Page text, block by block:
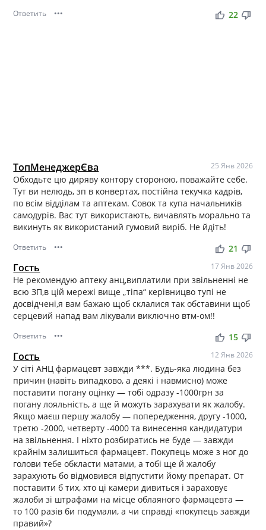
Ответить ••• thumb_up thumb_down
22
ТопМенеджерЄва 25 Янв 2026
Обходьте цю диряву контору стороною, поважайте себе.
Тут ви нелюдь, зп в конвертах, постійна текучка кадрів,
по всім відділам та аптекам. Совок та купа начальників
самодурів. Вас тут використають, вичавлять морально та
викинуть як використаний гумовий виріб. Не йдіть!
Ответить ••• thumb_up thumb_down
21
Гость 17 Янв 2026
Не рекомендую аптеку анц,виплатили при звільненні не
всю ЗП,в цій мережі вище „тіпа“ керівницво тупі не
досвідчені,я вам бажаю щоб склалися так обставини щоб
серцевий напад вам лікували виключно втм-ом!!
Ответить ••• thumb_up thumb_down
15
Гость 12 Янв 2026
У сіті АНЦ фармацевт завжди ***. Будь-яка людина без
причин (навіть випадково, а деякі і навмисно) може
поставити погану оцінку — тобі одразу -1000грн за
погану лояльність, а ще й можуть зарахувати як жалобу.
Якщо маєш першу жалобу — попередження, другу -1000,
третю -2000, четверту -4000 та винесення кандидатури
на звільнення. І ніхто розбиратись не буде — завжди
крайнім залишиться фармацевт. Покупець може з ног до
голови тебе обкласти матами, а тобі ще й жалобу
зарахують бо відмовився відпустити йому препарат. От
поставити б тих, хто ці камери дивиться і зараховує
жалоби зі штрафами на місце облаяного фармацевта —
то 100 разів би подумали, а чи справді «покупець завжди
правий»?